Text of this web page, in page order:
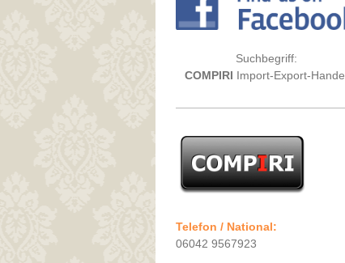
Suchbegriff:
COMPIRI
Import-Export-Handel
Telefon / National:
06042 9567923